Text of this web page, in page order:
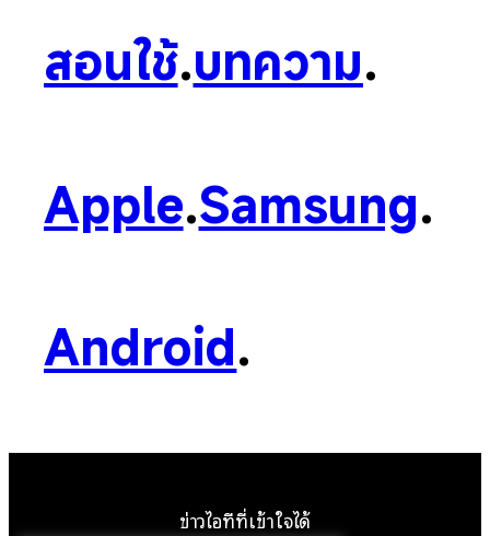
สอนใช้.บทความ.
Apple.Samsung.
Android.
ข่าวไอทีที่เข้าใจได้